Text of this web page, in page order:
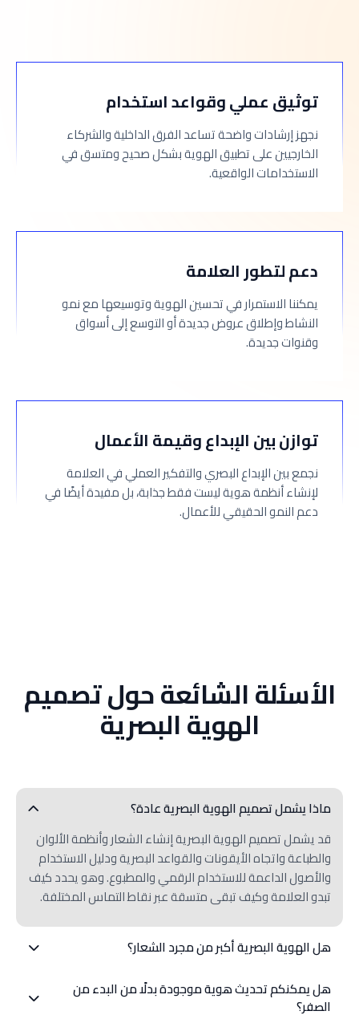
توثيق عملي وقواعد استخدام
نجهز إرشادات واضحة تساعد الفرق الداخلية والشركاء
الخارجيين على تطبيق الهوية بشكل صحيح ومتسق في
الاستخدامات الواقعية.
دعم لتطور العلامة
يمكننا الاستمرار في تحسين الهوية وتوسيعها مع نمو
النشاط وإطلاق عروض جديدة أو التوسع إلى أسواق
وقنوات جديدة.
توازن بين الإبداع وقيمة الأعمال
نجمع بين الإبداع البصري والتفكير العملي في العلامة
لإنشاء أنظمة هوية ليست فقط جذابة، بل مفيدة أيضًا في
دعم النمو الحقيقي للأعمال.
الأسئلة الشائعة حول تصميم
الهوية البصرية
ماذا يشمل تصميم الهوية البصرية عادة؟
قد يشمل تصميم الهوية البصرية إنشاء الشعار وأنظمة الألوان
والطباعة واتجاه الأيقونات والقواعد البصرية ودليل الاستخدام
والأصول الداعمة للاستخدام الرقمي والمطبوع. وهو يحدد كيف
تبدو العلامة وكيف تبقى متسقة عبر نقاط التماس المختلفة.
هل الهوية البصرية أكبر من مجرد الشعار؟
نعم، الشعار مجرد جزء واحد من الهوية. أما الهوية الكاملة
فتشمل النظام البصري الأوسع والقواعد التي تشكل ظهور
هل يمكنكم تحديث هوية موجودة بدلًا من البدء من
الصفر؟